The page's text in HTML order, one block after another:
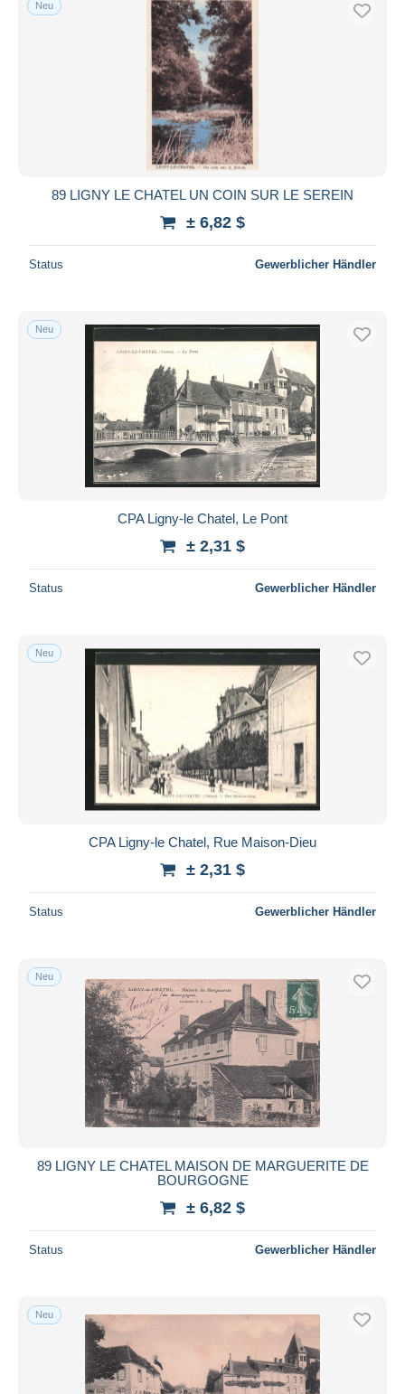
Kostenloser Versand
Zahlungsmethoden
Banküberweisung
Mastercard
Bancontact
iDeal
Übernehmen
Neu
89 LIGNY LE CHATEL UN COIN SUR LE SEREIN
± 6,82 $
Status Gewerblicher Händler
Neu
CPA Ligny-le Chatel, Le Pont
± 2,31 $
Status Gewerblicher Händler
Neu
CPA Ligny-le Chatel, Rue Maison-Dieu
± 2,31 $
Status Gewerblicher Händler
Neu
89 LIGNY LE CHATEL MAISON DE MARGUERITE DE
BOURGOGNE
± 6,82 $
Status Gewerblicher Händler
Neu